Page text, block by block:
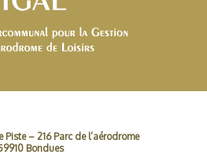
Piste – 216 Parc de l’aérodrome
Bondues